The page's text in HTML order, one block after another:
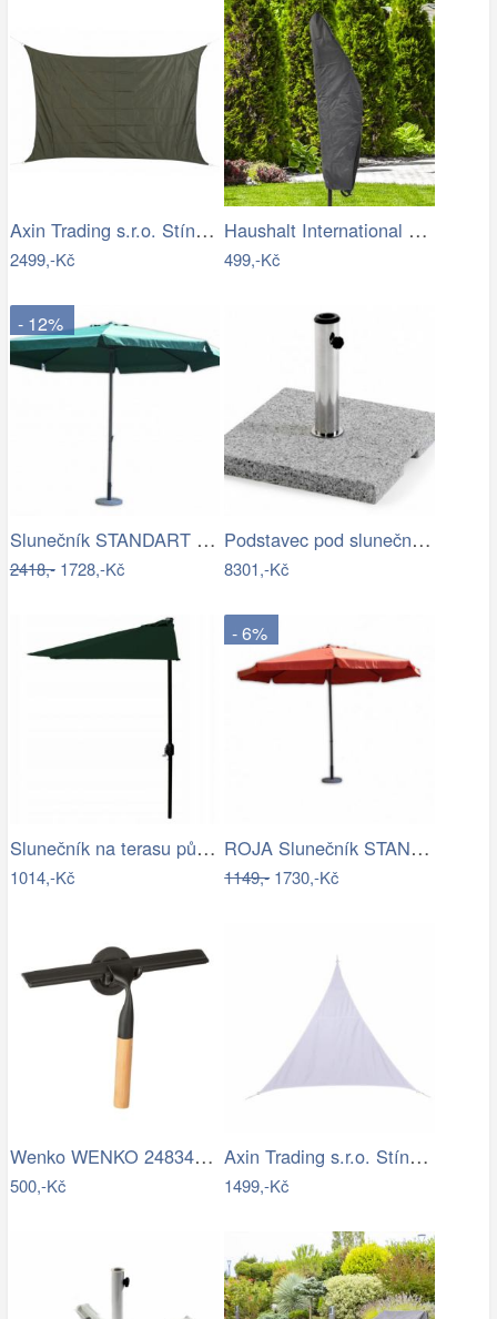
Axin Trading s.r.o. Stínící plachta…
2499,-Kč
Haushalt International Ochranný obal na…
499,-Kč
- 12%
Slunečník STANDART 4m ROJAPLAST
2418,-1728,-Kč
Podstavec pod slunečník ODDIN - GD
8301,-Kč
Slunečník na terasu půlkruhový - zelený…
1014,-Kč
- 6%
ROJA Slunečník STANDART 4m - terracota
1149,-1730,-Kč
Wenko WENKO 24834100 - Stěrka BAMBUSa…
500,-Kč
Axin Trading s.r.o. Stínící plachta…
1499,-Kč